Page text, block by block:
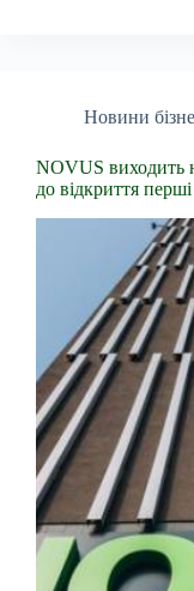
Новини
NOVUS виходить
до відкриття